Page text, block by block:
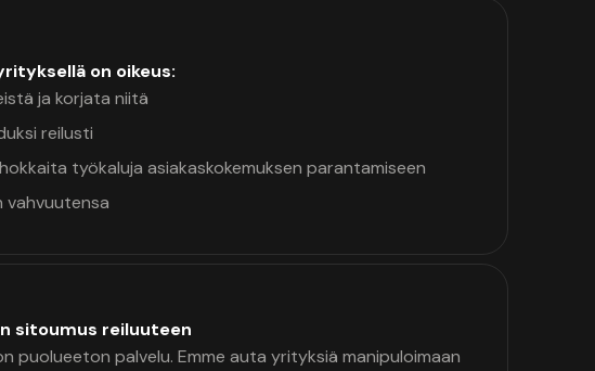
on oikeus:
ja korjata niitä
reilusti
työkaluja asiakaskokemuksen parantamiseen
vahvuutensa
sitoumus reiluuteen
puolueeton palvelu. Emme auta yrityksiä manipuloimaan